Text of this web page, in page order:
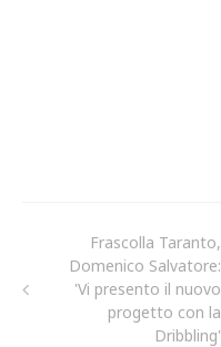
Frascolla Taranto,
Domenico Salvatore:
'Vi presento il nuovo
progetto con la
Dribbling'